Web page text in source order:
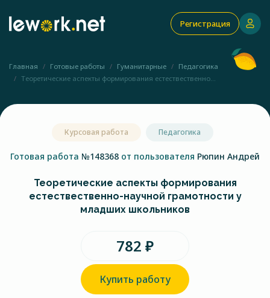
Регистрация
Главная Готовые работы Гуманитарные
Педагогика
Теоретические аспекты формирования естествественно...
Курсовая работа Педагогика
Готовая работа №148368 от пользователя Рюпин Андрей
Теоретические аспекты формирования
естествественно-научной грамотности у
младших школьников
782 ₽
Купить работу